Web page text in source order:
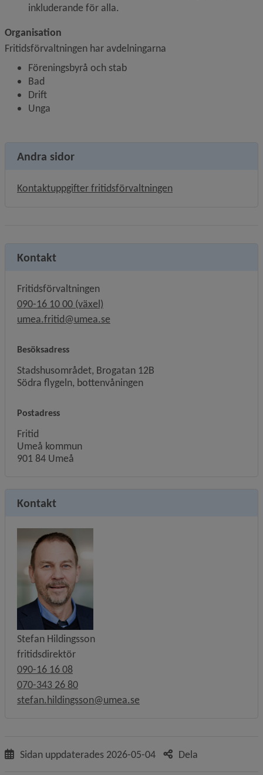
inkluderande för alla.
Organisation
Fritidsförvaltningen har avdelningarna
Föreningsbyrå och stab
Bad
Drift
Unga
Andra sidor
Kontaktuppgifter fritidsförvaltningen
Kontakt
Fritidsförvaltningen
090-16 10 00 (växel)
umea.fritid@umea.se
Besöksadress
Stadshusområdet, Brogatan 12B
Södra flygeln, bottenvåningen
Postadress
Fritid
Umeå kommun
901 84 Umeå
Kontakt
Stefan Hildingsson
fritidsdirektör
090-16 16 08
070-343 26 80
stefan.hildingsson@umea.se
Sidan uppdaterades 2026-05-04 Dela